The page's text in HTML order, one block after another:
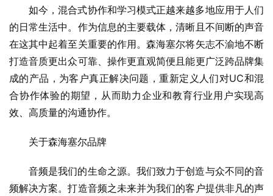
如今，混合式协作和学习模式正越来越多地应用于人们
的日常生活中。作为信息的主要载体，清晰且不间断的声音
在这其中起着至关重要的作用。森海塞尔将矢志不渝地不断
打造音质更出众可靠、操作更直观简便且能更广泛跨品牌集
成的产品，为客户真正解决问题，重新定义人们对UC和混
合协作体验的期望，从而助力企业和教育行业用户实现高
效、高质量的沟通协作。
关于森海塞尔品牌
音频是我们的生命之源。我们致力于创造与众不同的音
频解决方案。打造音频之未来并为我们的客户提供非凡的声